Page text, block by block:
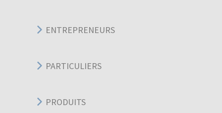
ENTREPRENEURS
PARTICULIERS
PRODUITS